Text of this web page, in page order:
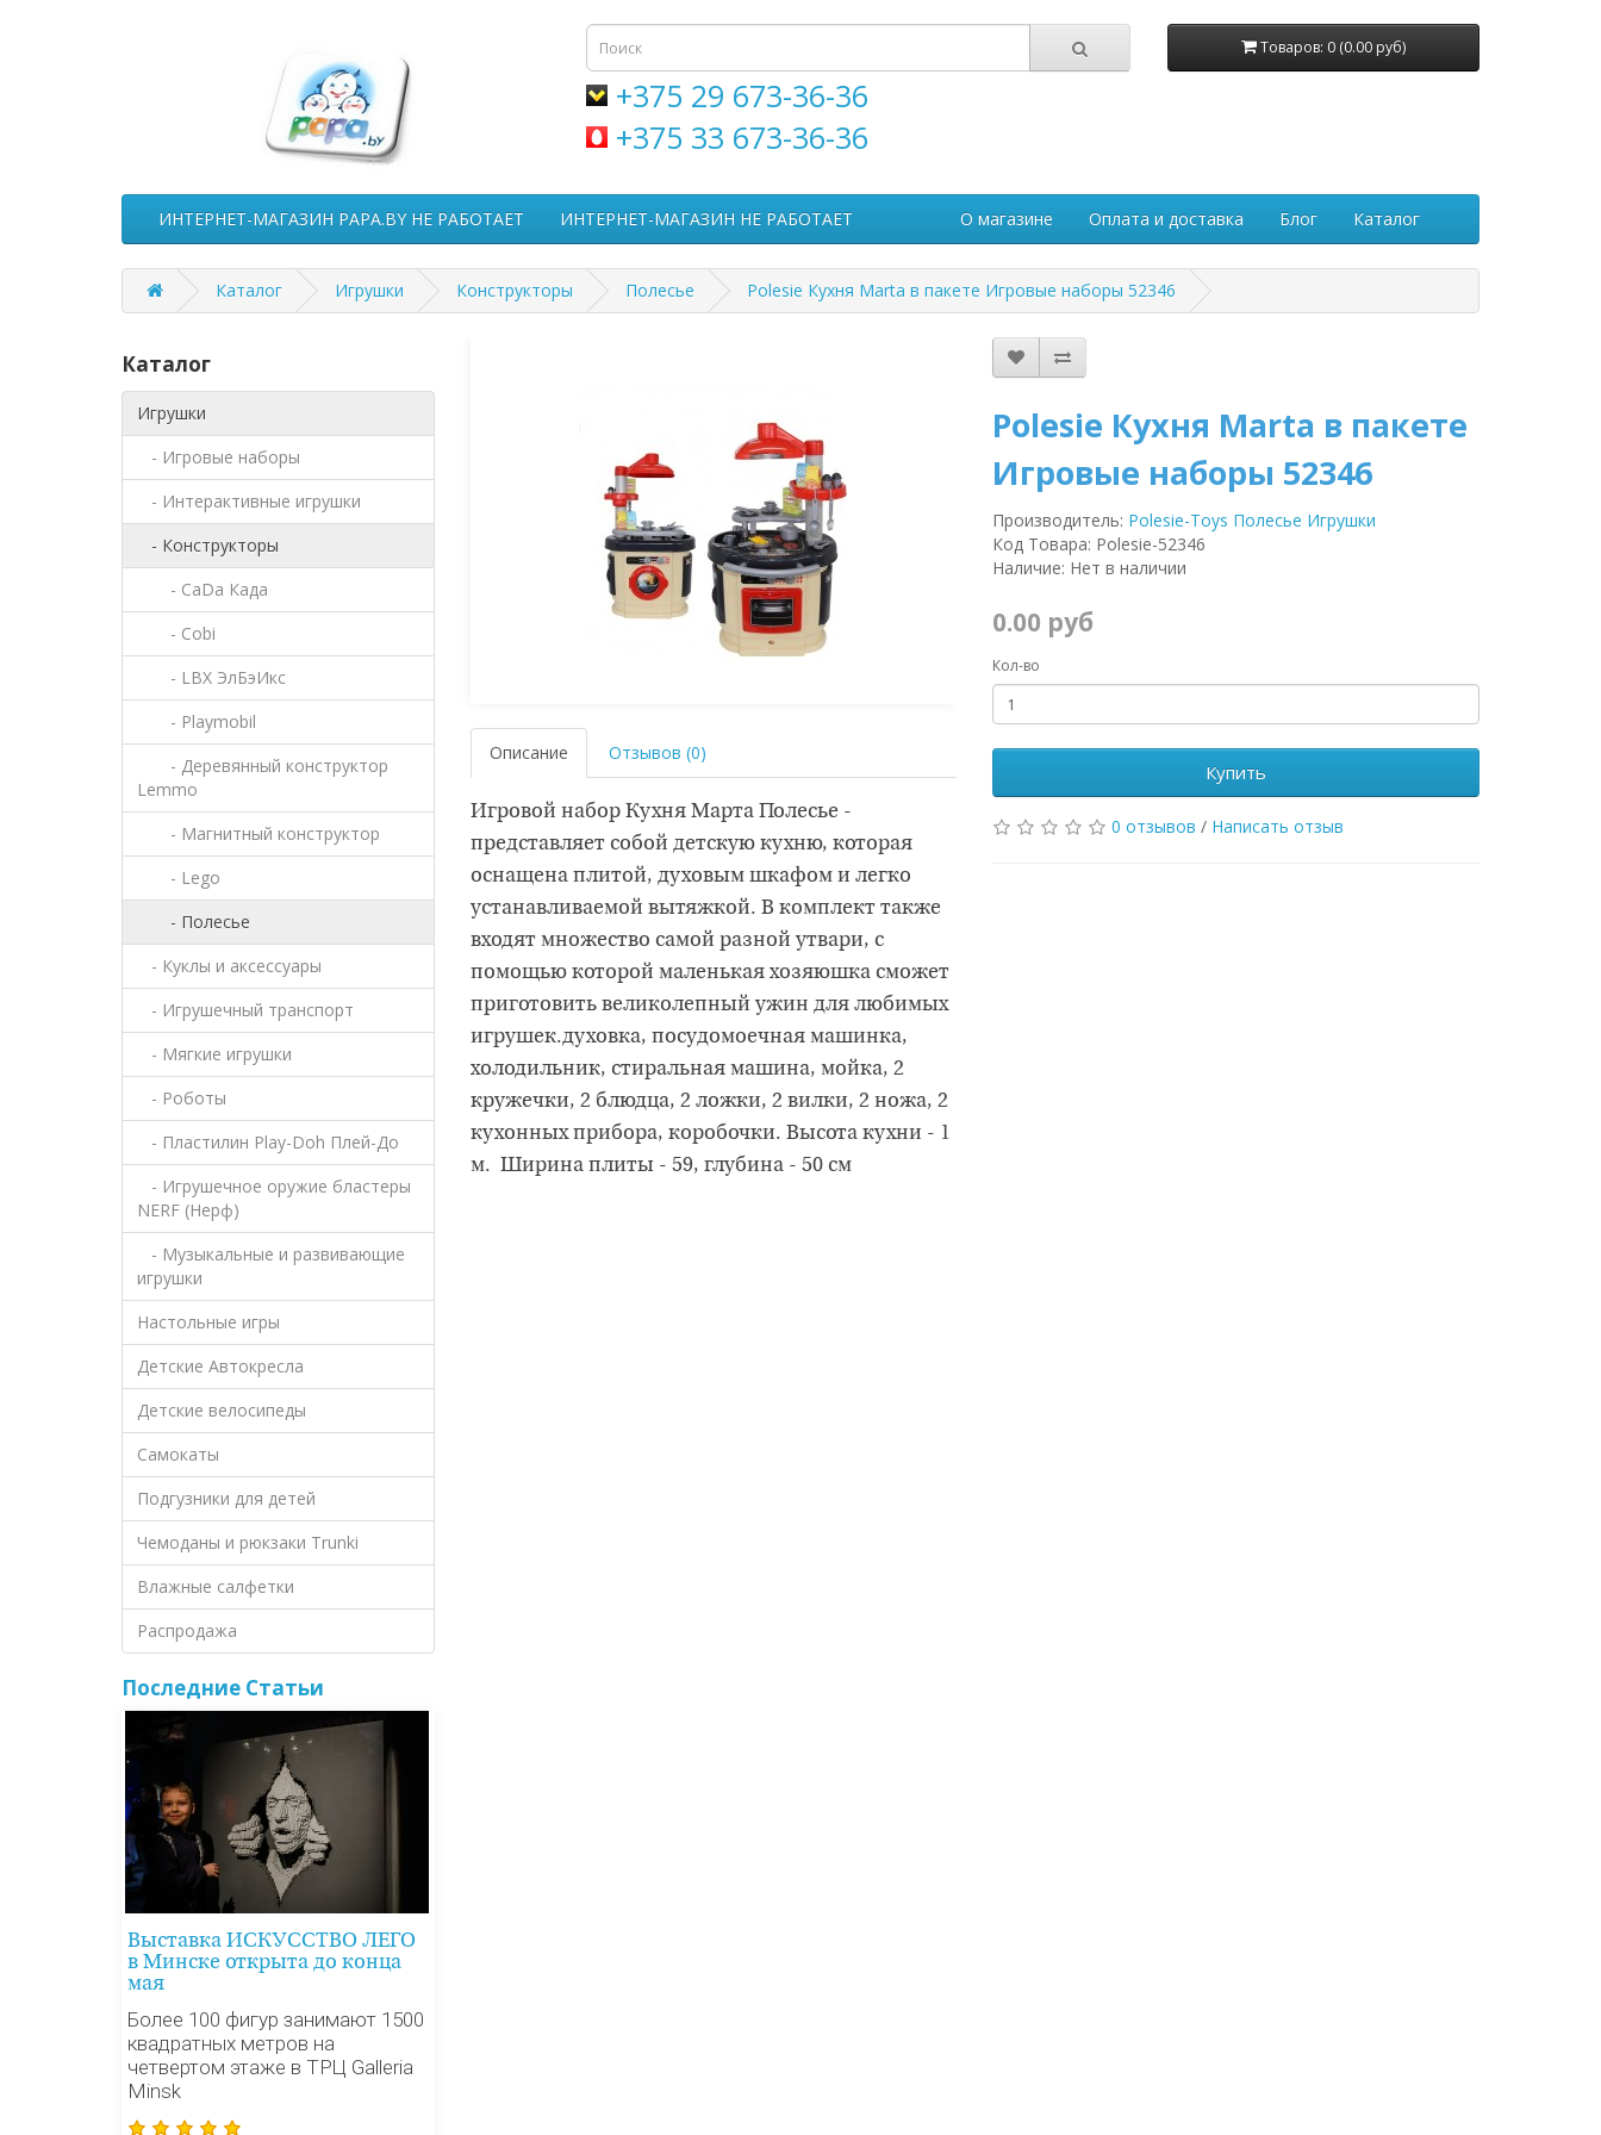
+375 29 673-36-36
+375 33 673-36-36
Товаров: 0 (0.00 руб)
ИНТЕРНЕТ-МАГАЗИН PAPA.BY НЕ РАБОТАЕТ ИНТЕРНЕТ-МАГАЗИН НЕ РАБОТАЕТ О магазине Оплата и доставка Блог Каталог
Каталог Игрушки Конструкторы Полесье Polesie Кухня Marta в пакете Игровые наборы 52346
Каталог
Игрушки
- Игровые наборы
- Интерактивные игрушки
- Конструкторы
- CaDa Када
- Cobi
- LBX ЭлБэИкс
- Playmobil
- Деревянный конструктор
Lemmo
- Магнитный конструктор
- Lego
- Полесье
- Куклы и аксессуары
- Игрушечный транспорт
- Мягкие игрушки
- Роботы
- Пластилин Play-Doh Плей-До
- Игрушечное оружие бластеры
NERF (Нерф)
- Музыкальные и развивающие
игрушки
Настольные игры
Детские Автокресла
Детские велосипеды
Самокаты
Подгузники для детей
Чемоданы и рюкзаки Trunki
Влажные салфетки
Распродажа
Последние Статьи
Выставка ИСКУССТВО ЛЕГО
в Минске открыта до конца
мая
Более 100 фигур занимают 1500
квадратных метров на
четвертом этаже в ТРЦ Galleria
Minsk
Описание Отзывов (0)
Игровой набор Кухня Марта Полесье -
представляет собой детскую кухню, которая
оснащена плитой, духовым шкафом и легко
устанавливаемой вытяжкой. В комплект также
входят множество самой разной утвари, с
помощью которой маленькая хозяюшка сможет
приготовить великолепный ужин для любимых
игрушек.духовка, посудомоечная машинка,
холодильник, стиральная машина, мойка, 2
кружечки, 2 блюдца, 2 ложки, 2 вилки, 2 ножа, 2
кухонных прибора, коробочки. Высота кухни - 1
м. Ширина плиты - 59, глубина - 50 см
Polesie Кухня Marta в пакете
Игровые наборы 52346
Производитель: Polesie-Toys Полесье Игрушки
Код Товара: Polesie-52346
Наличие: Нет в наличии
0.00 руб
Кол-во
Купить
0 отзывов / Написать отзыв